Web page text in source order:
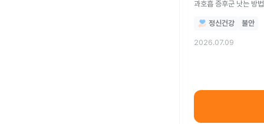
과호흡 증후군 낫는 방
정신건강 불안
2026.07.09